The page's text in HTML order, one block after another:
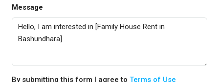
Message
By submitting this form I agree to Terms of Use